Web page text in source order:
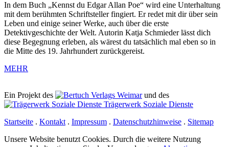
In dem Buch „Kennst du Edgar Allan Poe“ wird eine Unterhaltung
mit dem berühmten Schriftsteller fingiert. Er redet mit dir über sein
Leben und einige seiner Werke, auch über die erste
Detektivgeschichte der Welt. Autorin Katja Schmieder lässt dich
diese Begegnung erleben, als wärest du tatsächlich mal eben so in
die Mitte des 19. Jahrhundert zurückgereist.
MEHR
Ein Projekt des Verlags Weimarund des
Trägerwerk Soziale Dienste
Startseite . Kontakt . Impressum . Datenschutzhinweise . Sitemap
Unsere Website benutzt Cookies. Durch die weitere Nutzung